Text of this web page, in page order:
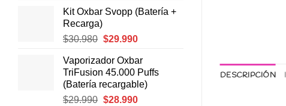
original
era:
$8.990.
actual
$8.490.
Kit Oxbar Svopp (Batería +
Recarga)
$30.980 El
original
era:
$30.980.
$29.990El
actual
es:
$29.990.
Vaporizador Oxbar
TriFusion 45.000 Puffs
(Batería recargable)
$29.990 El
$28.990El
DESCRIPCIÓN